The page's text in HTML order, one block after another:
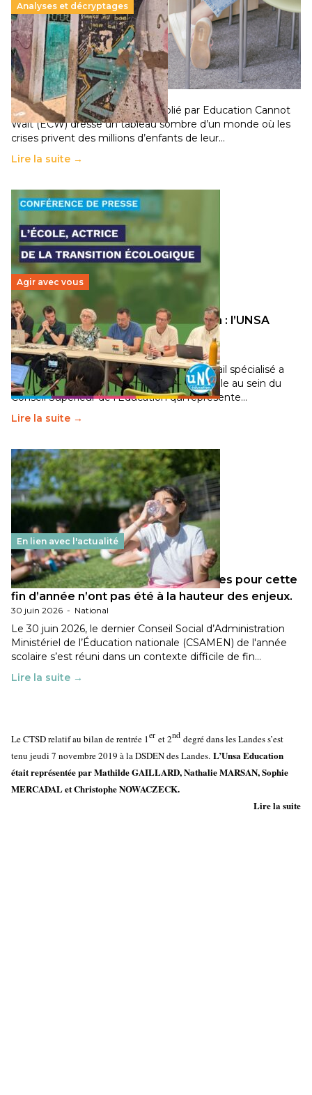
Analyses et décryptages
258 millions d’enfants victimes de la guerre, des
chocs climatiques et des déplacements de
population
11 juillet 2026- National
Un nouveau rapport mondial publié par Education Cannot
Wait (ECW) dresse un tableau sombre d’un monde où les
crises privent des millions d’enfants de leur…
Lire la suite →
Agir avec vous
Transition écologique de l’éducation : l’UNSA
Éducation fait bouger les lignes
30 juin 2026-National
Pendant plusieurs mois, un groupe de travail spécialisé a
travaillé sur la transition écologique de l’Ecole au sein du
Conseil Supérieur de l’Éducation qui représente…
Lire la suite →
En lien avec l'actualité
Les décisions ministérielles attendues pour cette
fin d’année n’ont pas été à la hauteur des enjeux.
30 juin 2026 - National
Le 30 juin 2026, le dernier Conseil Social d’Administration
Ministériel de l’Éducation nationale (CSAMEN) de l'année
scolaire s’est réuni dans un contexte difficile de fin…
Lire la suite →
Le CTSD relatif au bilan de rentrée 1er et 2nd degré dans les Landes s’est
tenu jeudi 7 novembre 2019 à la DSDEN des Landes. L’Unsa Education
était représentée par Mathilde GAILLARD, Nathalie MARSAN, Sophie
MERCADAL et Christophe NOWACZECK.
Lire la suite